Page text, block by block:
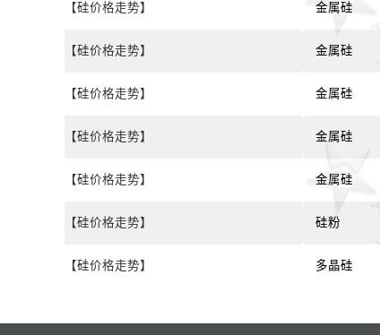
【硅价格走势】
【硅价格走势】
【硅价格走势】
【硅价格走势】
【硅价格走势】
【硅价格走势】
【硅价格走势】
金属硅
金属硅
金属硅
金属硅
金属硅
硅粉
多晶硅